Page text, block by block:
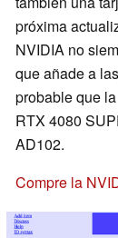
próxima
NVIDIA no
que añade a
probable que
RTX 4080
AD102.
Compre la